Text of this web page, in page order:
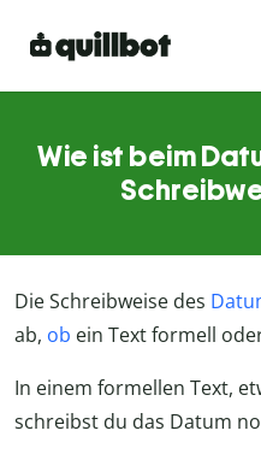
Wie ist beim
Die Schreibweise des
ab, ob ein Text formell
In einem formellen Text,
schreibst du das Datum